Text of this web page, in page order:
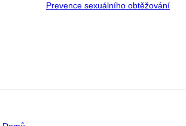
Prevence sexuálního obtěžování